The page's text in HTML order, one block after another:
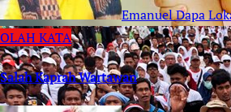
Emanuel Dapa
OLAH KATA
Salah Kaprah Wartawan